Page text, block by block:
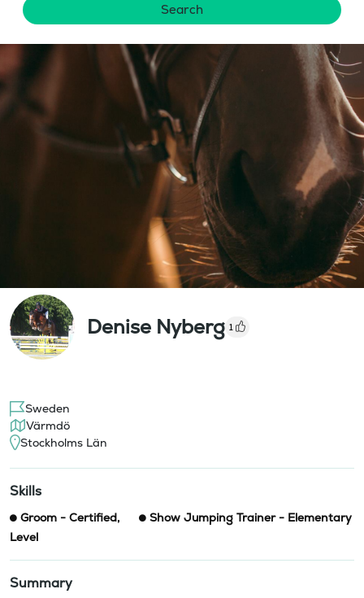
Search
Denise Nyberg 1
Sweden
Värmdö
Stockholms Län
Skills
Groom - Certified,
Show Jumping Trainer - Elementary
Level
Summary